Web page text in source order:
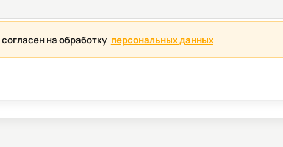
на обработку персональных данных